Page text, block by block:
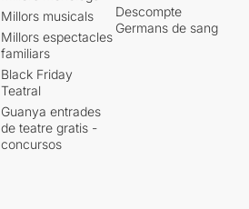
Millors musicals
Millors espectacles
familiars
Black Friday
Teatral
Guanya entrades
de teatre gratis -
concursos
Descompte
Germans de sang